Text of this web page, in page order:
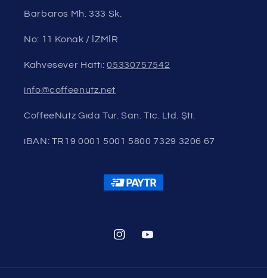
Barbaros Mh. 333 Sk.
No: 11 Konak / İZMİR
Kahvesever Hattı:05330757542
info@coffeenutz.net
CoffeeNutz Gıda Tur. San. Tic. Ltd. Şti.
iBAN: TR19 0001 5001 5800 7329 3206 67
InstagramYouTube